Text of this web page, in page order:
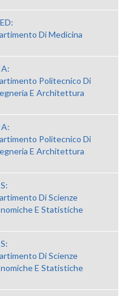
Di Medicina
Politecnico Di
E Architettura
Politecnico Di
E Architettura
Di Scienze
E Statistiche
Di Scienze
E Statistiche